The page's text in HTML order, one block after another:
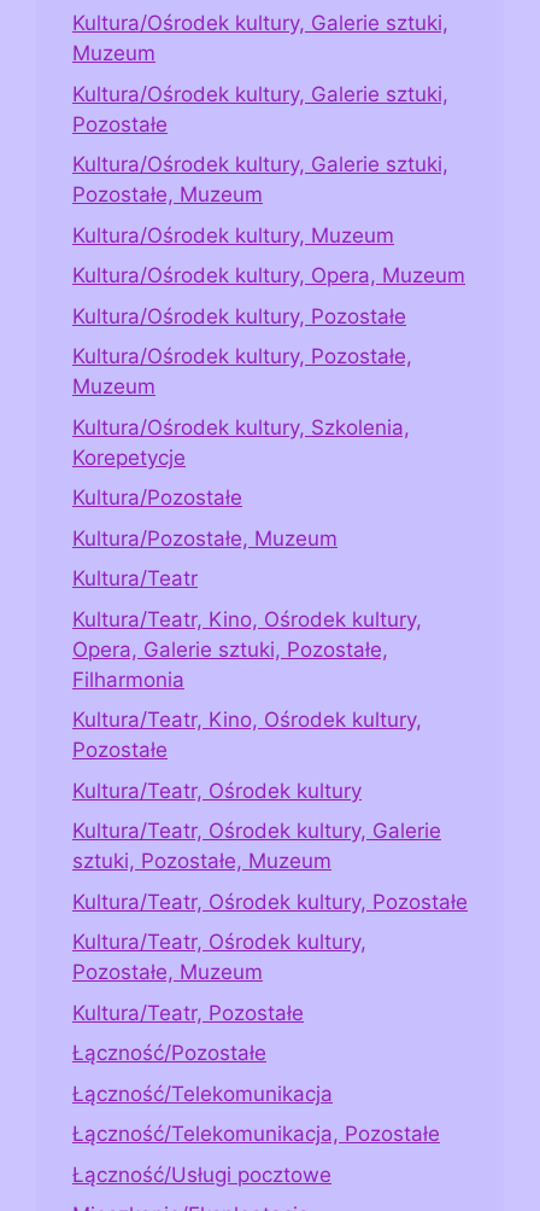
Kultura/Ośrodek kultury, Galerie sztuki,
Muzeum
Kultura/Ośrodek kultury, Galerie sztuki,
Pozostałe
Kultura/Ośrodek kultury, Galerie sztuki,
Pozostałe, Muzeum
Kultura/Ośrodek kultury, Muzeum
Kultura/Ośrodek kultury, Opera, Muzeum
Kultura/Ośrodek kultury, Pozostałe
Kultura/Ośrodek kultury, Pozostałe,
Muzeum
Kultura/Ośrodek kultury, Szkolenia,
Korepetycje
Kultura/Pozostałe
Kultura/Pozostałe, Muzeum
Kultura/Teatr
Kultura/Teatr, Kino, Ośrodek kultury,
Opera, Galerie sztuki, Pozostałe,
Filharmonia
Kultura/Teatr, Kino, Ośrodek kultury,
Pozostałe
Kultura/Teatr, Ośrodek kultury
Kultura/Teatr, Ośrodek kultury, Galerie
sztuki, Pozostałe, Muzeum
Kultura/Teatr, Ośrodek kultury, Pozostałe
Kultura/Teatr, Ośrodek kultury,
Pozostałe, Muzeum
Kultura/Teatr, Pozostałe
Łączność/Pozostałe
Łączność/Telekomunikacja
Łączność/Telekomunikacja, Pozostałe
Łączność/Usługi pocztowe